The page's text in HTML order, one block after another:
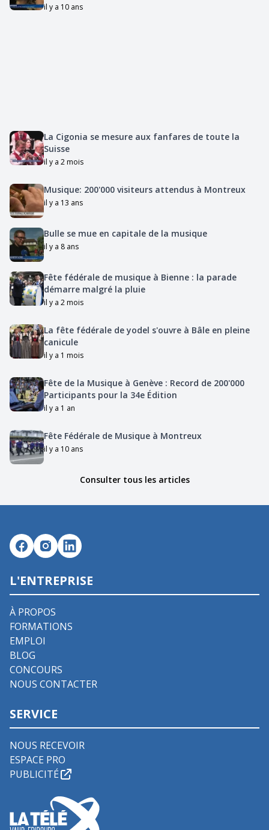
il y a 10 ans
La Cigonia se mesure aux fanfares de toute la
Suisse
il y a 2 mois
Musique: 200'000 visiteurs attendus à Montreux
il y a 13 ans
Bulle se mue en capitale de la musique
il y a 8 ans
Fête fédérale de musique à Bienne : la parade
démarre malgré la pluie
il y a 2 mois
La fête fédérale de yodel s'ouvre à Bâle en pleine
canicule
il y a 1 mois
Fête de la Musique à Genève : Record de 200'000
Participants pour la 34e Édition
il y a 1 an
Fête Fédérale de Musique à Montreux
il y a 10 ans
Consulter tous les articles
L'ENTREPRISE
À PROPOS
FORMATIONS
EMPLOI
BLOG
CONCOURS
NOUS CONTACTER
SERVICE
NOUS RECEVOIR
ESPACE PRO
PUBLICITÉ